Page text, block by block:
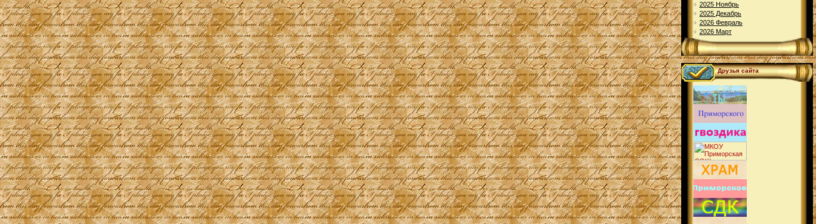
2025 Ноябрь
2025 Декабрь
2026 Февраль
2026 Март
Друзья сайта